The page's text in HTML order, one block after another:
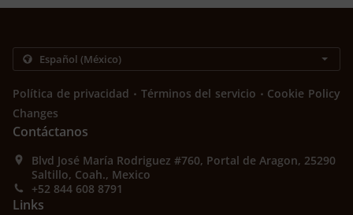
Política de privacidad . Términos del servicio . Cookie Policy
Changes
Contáctanos
Blvd José María Rodriguez #760, Portal de Aragon, 25290
Saltillo, Coah., Mexico
+52 844 608 8791
Links